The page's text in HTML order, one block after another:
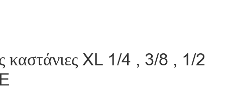
καστάνιες XL 1/4 , 3/8 , 1/2